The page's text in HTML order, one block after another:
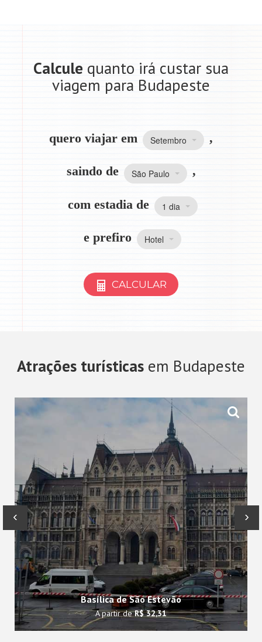
Calcule quanto irá custar sua
viagem para Budapeste
quero viajar em Setembro ,
saindo de São Paulo ,
com estadia de 1 dia
e prefiro Hotel
CALCULAR
Atrações turísticas em Budapeste
Basílica de São Estevão
A partir deR$ 32,31
‹ ›